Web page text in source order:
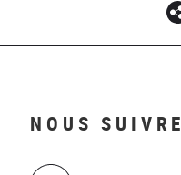
NOUS SUIVRE